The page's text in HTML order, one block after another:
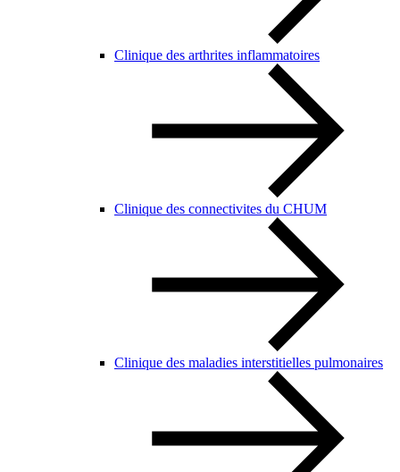
Clinique des arthrites inflammatoires
Clinique des connectivites du CHUM
Clinique des maladies interstitielles pulmonaires